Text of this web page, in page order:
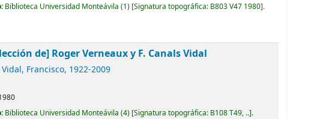
Biblioteca Universidad Monteávila (1) Signatura topográfica: B803 V47 1980 .
de] Roger Verneaux y F. Canals Vidal
Francisco, 1922-2009
Biblioteca Universidad Monteávila (4) Signatura topográfica: B108 T49, .. .